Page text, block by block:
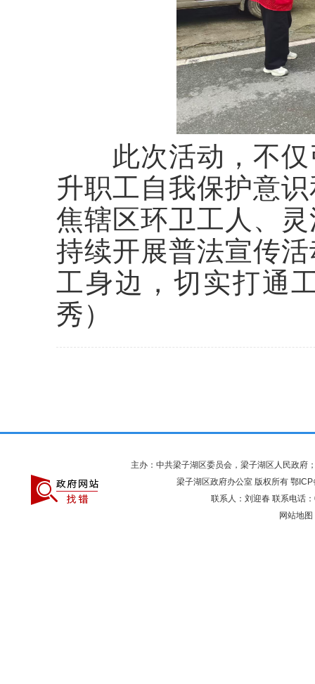
此次活动，不仅
升职工自我保护意
焦辖区环卫工人、
持续开展普法宣传
工身边，切实打通
秀）
主办：中共梁子湖区委员会，梁子湖区人民政府
梁子湖区政府办公室 版权所有 鄂
联系人：刘迎春 联系电话
网站地图